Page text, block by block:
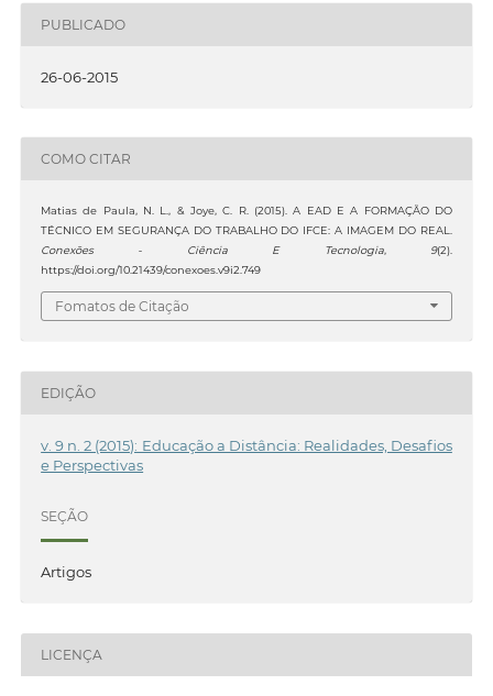
PUBLICADO
26-06-2015
COMO CITAR
Matias de Paula, N. L., & Joye, C. R. (2015). A EAD E A FORMAÇÃO DO
TÉCNICO EM SEGURANÇA DO TRABALHO DO IFCE: A IMAGEM DO REAL.
Conexões - Ciência E Tecnologia, 9(2).
https://doi.org/10.21439/conexoes.v9i2.749
Fomatos de Citação
EDIÇÃO
v. 9 n. 2 (2015): Educação a Distância: Realidades, Desafios
e Perspectivas
SEÇÃO
Artigos
LICENÇA